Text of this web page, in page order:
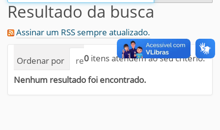
Resultado da busca
Assinar um RSS sempre atualizado.
0 itens atendem ao seu critério.
Ordenar por relevância
data (mais recente
Nenhum resultado foi encontrado.